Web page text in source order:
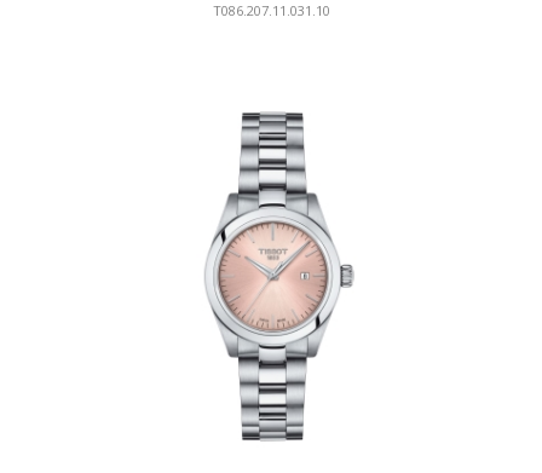
T086.207.11.031.10